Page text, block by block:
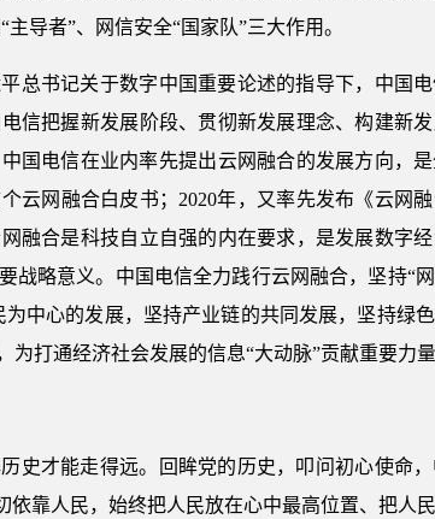
导者”、网信安全“国家队”三大作用。
总书记关于数字中国重要论述的指导下，中国
信把握新发展阶段、贯彻新发展理念、构建新
国电信在业内率先提出云网融合的发展方向，
云网融合白皮书；2020年，又率先发布《云网
融合是科技自立自强的内在要求，是发展数字
战略意义。中国电信全力践行云网融合，坚持“
中心的发展，坚持产业链的共同发展，坚持绿
打通经济社会发展的信息“大动脉”贡献重要力量
史才能走得远。回眸党的历史，叩问初心使命
靠人民，始终把人民放在心中最高位置、把人